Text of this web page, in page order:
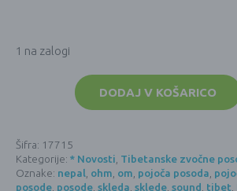
1 na zalogi
kovana
(25
cm,
s
pozlačeno
DODAJ V KOŠARICO
Šifra: 17715
Kategorije: * Novosti, Tibetanske zvočne
Oznake: nepal, ohm, om, pojoča posoda,
posode, posode, skleda, sklede, sound, tibet,